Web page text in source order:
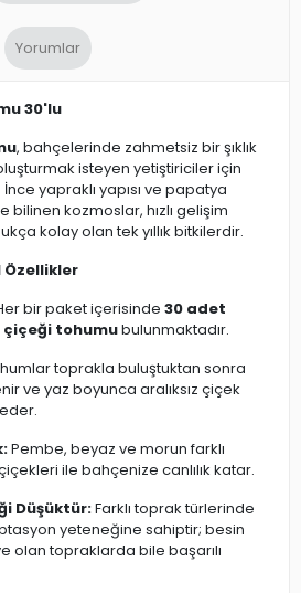
Yorumlar
30'lu
, bahçelerinde zahmetsiz bir şıklık
isteyen yetiştiriciler için
yapraklı yapısı ve papatya
kozmoslar, hızlı gelişim
kolay olan tek yıllık bitkilerdir.
Özellikler
bir paket içerisinde 30 adet
tohumubulunmaktadır.
toprakla buluştuktan sonra
ve yaz boyunca aralıksız çiçek
Pembe, beyaz ve morun farklı
ile bahçenize canlılık katar.
Düşüktür:Farklı toprak türlerinde
yeteneğine sahiptir; besin
olan topraklarda bile başarılı